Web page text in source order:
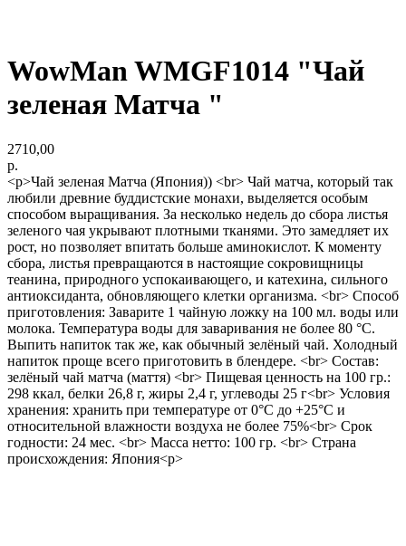
WowMan WMGF1014 "Чай
зеленая Матча "
2710,00
р.
<p>Чай зеленая Матча (Япония)) <br> Чай матча, который так
любили древние буддистские монахи, выделяется особым
способом выращивания. За несколько недель до сбора листья
зеленого чая укрывают плотными тканями. Это замедляет их
рост, но позволяет впитать больше аминокислот. К моменту
сбора, листья превращаются в настоящие сокровищницы
теанина, природного успокаивающего, и катехина, сильного
антиоксиданта, обновляющего клетки организма. <br> Способ
приготовления: Заварите 1 чайную ложку на 100 мл. воды или
молока. Температура воды для заваривания не более 80 °С.
Выпить напиток так же, как обычный зелёный чай. Холодный
напиток проще всего приготовить в блендере. <br> Состав:
зелёный чай матча (маття) <br> Пищевая ценность на 100 гр.:
298 ккал, белки 26,8 г, жиры 2,4 г, углеводы 25 г<br> Условия
хранения: хранить при температуре от 0°С до +25°С и
относительной влажности воздуха не более 75%<br> Срок
годности: 24 мес. <br> Масса нетто: 100 гр. <br> Страна
происхождения: Япония<p>